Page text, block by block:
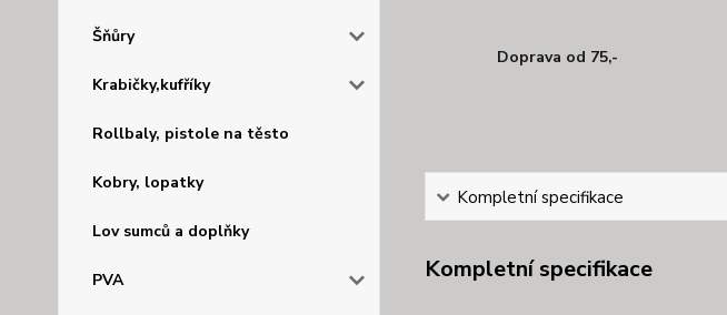
Šňůry
Krabičky,kufříky
Rollbaly, pistole na těsto
Kobry, lopatky
Lov sumců a doplňky
PVA
Doprava od 75,-
Kompletní specifikace
Kompletní specifikace